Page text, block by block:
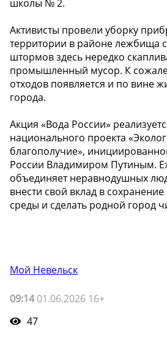
школы № 2.
Активисты провели уборку
территории в районе лежбища
штормов здесь нередко
промышленный мусор. К
отходов появляется и по вине
города.
Акция «Вода России»
национального проекта
благополучие»,
России Владимиром Путиным.
объединяет неравнодушных
внести свой вклад в
среды и сделать родной город
Мой Невельск
09:1401.06.2026 16+
47